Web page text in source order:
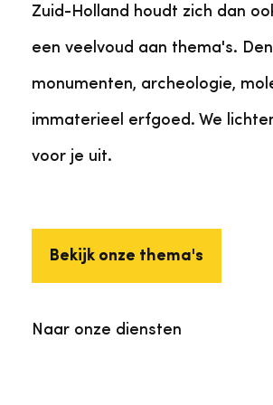
Zuid-Holland houdt zich dan
een veelvoud aan thema's.
monumenten, archeologie,
immaterieel erfgoed. We
voor je uit.
Bekijk onze thema's
Naar onze diensten